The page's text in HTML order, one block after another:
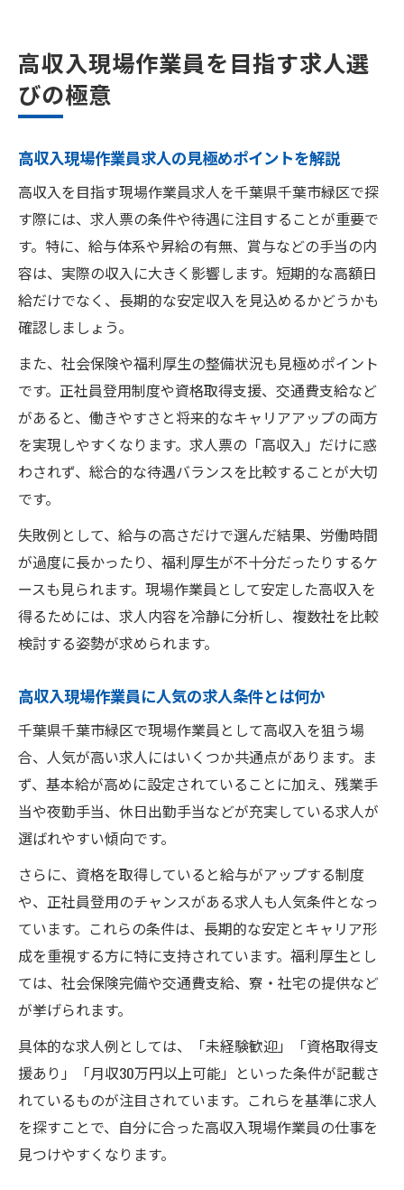
高収入現場作業員を狙う求人選択の注意点
高収入現場作業員求人の最新傾向と対策を
安定雇用と即収入を両立する現場仕事
高収入現場作業員で安定雇用を得る方法と
は
現場作業員求人で即収入を実現するコツを
紹介
高収入現場作業員求人で即日収入を狙える
仕組み
安定雇用と高収入現場作業員の両立のポイ
ント
現場作業員求人の即収入と安定雇用のバラ
ンス
千葉市緑区で注目の高収入現場作業員事情
説
現場作業員求人の高収入動向とその背景に
迫る
高収入現場作業員を目指す最新求人事情を
紹介
情
注目の高収入現場作業員求人事例とその特
徴
未経験から始める高収入現場作業員の道
未経験で高収入現場作業員を目指すポイン
ト
高収入現場作業員求人で未経験者が活躍す
る理由
未経験者歓迎の高収入現場作業員求人の特
徴
未経験から高収入現場作業員になるための
高収入現場作業員求人で未経験者が選ぶべ
き条件
福利厚生が充実した現場作業員求人の見極め方
高収入現場作業員求人で重視すべき福利厚
高収入現場作業員を目指す求人選
びの極意
高収入現場作業員求人の見極めポイントを解説
高収入を目指す現場作業員求人を千葉県千葉市緑区で探
す際には、求人票の条件や待遇に注目することが重要で
す。特に、給与体系や昇給の有無、賞与などの手当の内
容は、実際の収入に大きく影響します。短期的な高額日
給だけでなく、長期的な安定収入を見込めるかどうかも
確認しましょう。
また、社会保険や福利厚生の整備状況も見極めポイント
です。正社員登用制度や資格取得支援、交通費支給など
があると、働きやすさと将来的なキャリアアップの両方
を実現しやすくなります。求人票の「高収入」だけに惑
わされず、総合的な待遇バランスを比較することが大切
です。
失敗例として、給与の高さだけで選んだ結果、労働時間
が過度に長かったり、福利厚生が不十分だったりするケ
ースも見られます。現場作業員として安定した高収入を
得るためには、求人内容を冷静に分析し、複数社を比較
検討する姿勢が求められます。
高収入現場作業員に人気の求人条件とは何か
千葉県千葉市緑区で現場作業員として高収入を狙う場
合、人気が高い求人にはいくつか共通点があります。ま
ず、基本給が高めに設定されていることに加え、残業手
当や夜勤手当、休日出勤手当などが充実している求人が
選ばれやすい傾向です。
さらに、資格を取得していると給与がアップする制度
や、正社員登用のチャンスがある求人も人気条件となっ
ています。これらの条件は、長期的な安定とキャリア形
成を重視する方に特に支持されています。福利厚生とし
ては、社会保険完備や交通費支給、寮・社宅の提供など
が挙げられます。
具体的な求人例としては、「未経験歓迎」「資格取得支
援あり」「月収30万円以上可能」といった条件が記載さ
れているものが注目されています。これらを基準に求人
を探すことで、自分に合った高収入現場作業員の仕事を
見つけやすくなります。